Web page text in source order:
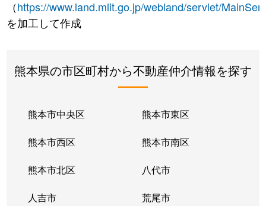
（https://www.land.mlit.go.jp/webland/servlet/
を加工して作成
熊本県の市区町村から不動産仲介情報を探す
熊本市中央区 熊本市東区
熊本市西区 熊本市南区
熊本市北区 八代市
人吉市 荒尾市